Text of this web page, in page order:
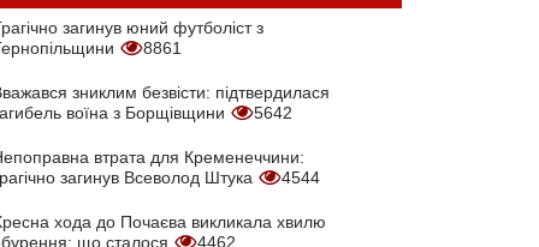
загинув юний футболіст з
8861
зниклим безвісти: підтвердилася
воїна з Борщівщини
5642
втрата для Кременеччини:
загинув Всеволод Штука
4544
хода до Почаєва викликала хвилю
що сталося
4462